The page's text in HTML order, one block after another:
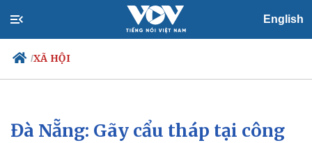
English
/XÃ HỘI
Chính trị
Xã hội
Đà Nẵng: Gãy cẩu tháp tại công